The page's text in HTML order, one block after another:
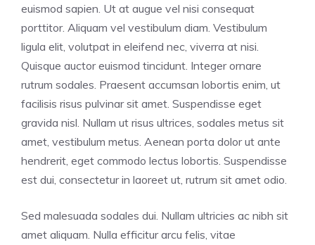
euismod sapien. Ut at augue vel nisi consequat
porttitor. Aliquam vel vestibulum diam. Vestibulum
ligula elit, volutpat in eleifend nec, viverra at nisi.
Quisque auctor euismod tincidunt. Integer ornare
rutrum sodales. Praesent accumsan lobortis enim, ut
facilisis risus pulvinar sit amet. Suspendisse eget
gravida nisl. Nullam ut risus ultrices, sodales metus sit
amet, vestibulum metus. Aenean porta dolor ut ante
hendrerit, eget commodo lectus lobortis. Suspendisse
est dui, consectetur in laoreet ut, rutrum sit amet odio.
Sed malesuada sodales dui. Nullam ultricies ac nibh sit
amet aliquam. Nulla efficitur arcu felis, vitae